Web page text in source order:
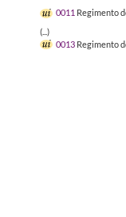
0011 Regimento
(...)
0013 Regimento